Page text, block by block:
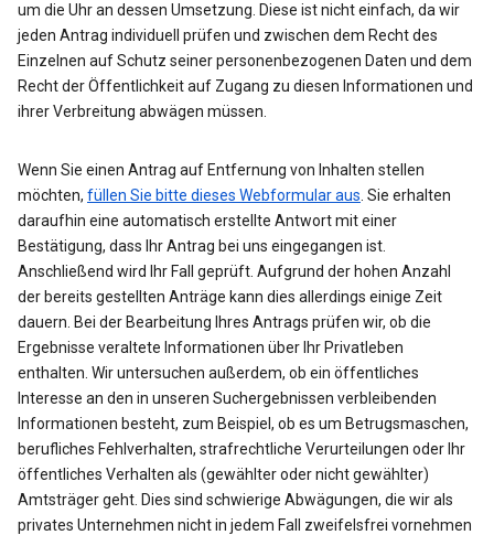
um die Uhr an dessen Umsetzung. Diese ist nicht einfach, da wir
jeden Antrag individuell prüfen und zwischen dem Recht des
Einzelnen auf Schutz seiner personenbezogenen Daten und dem
Recht der Öffentlichkeit auf Zugang zu diesen Informationen und
ihrer Verbreitung abwägen müssen.
Wenn Sie einen Antrag auf Entfernung von Inhalten stellen
möchten, füllen Sie bitte dieses Webformular aus . Sie erhalten
daraufhin eine automatisch erstellte Antwort mit einer
Bestätigung, dass Ihr Antrag bei uns eingegangen ist.
Anschließend wird Ihr Fall geprüft. Aufgrund der hohen Anzahl
der bereits gestellten Anträge kann dies allerdings einige Zeit
dauern. Bei der Bearbeitung Ihres Antrags prüfen wir, ob die
Ergebnisse veraltete Informationen über Ihr Privatleben
enthalten. Wir untersuchen außerdem, ob ein öffentliches
Interesse an den in unseren Suchergebnissen verbleibenden
Informationen besteht, zum Beispiel, ob es um Betrugsmaschen,
berufliches Fehlverhalten, strafrechtliche Verurteilungen oder Ihr
öffentliches Verhalten als (gewählter oder nicht gewählter)
Amtsträger geht. Dies sind schwierige Abwägungen, die wir als
privates Unternehmen nicht in jedem Fall zweifelsfrei vornehmen